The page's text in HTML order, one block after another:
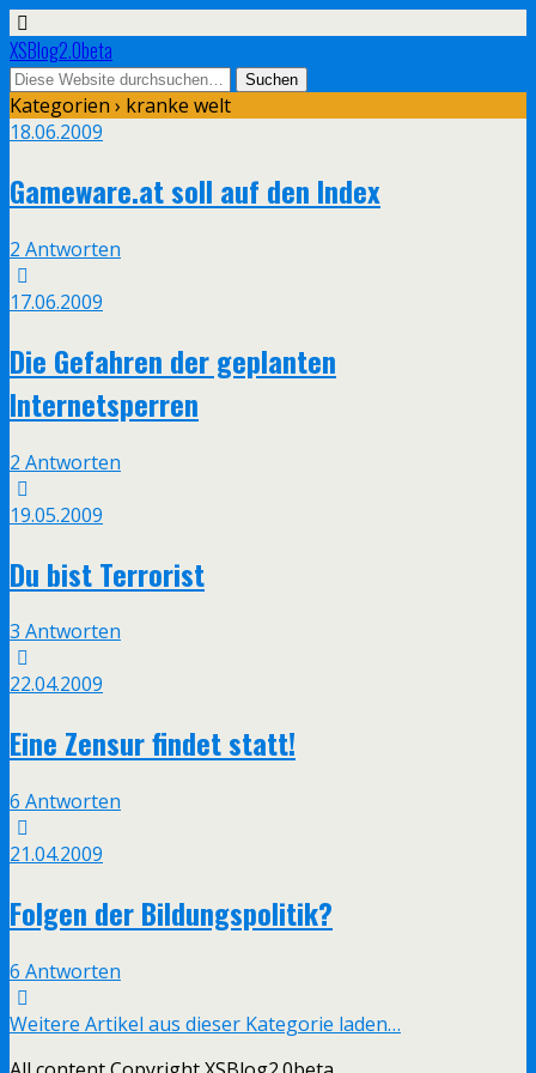
XSBlog2.0beta
Kategorien › kranke welt
18.06.2009
Gameware.at soll auf den Index
2 Antworten
17.06.2009
Die Gefahren der geplanten
Internetsperren
2 Antworten
19.05.2009
Du bist Terrorist
3 Antworten
22.04.2009
Eine Zensur findet statt!
6 Antworten
21.04.2009
Folgen der Bildungspolitik?
6 Antworten
Weitere Artikel aus dieser Kategorie laden…